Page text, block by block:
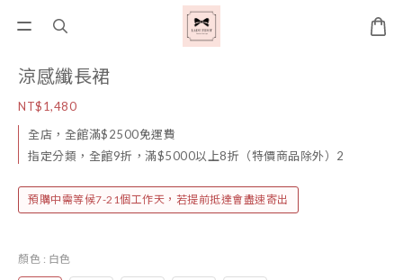
涼感纖長裙
NT$1,480
全店，全館滿$2500免運費
指定分類，全館9折，滿$5000以上8折（特價商品除外）2
預購中需等候7-21個工作天，若提前抵達會盡速寄出
顏色 : 白色